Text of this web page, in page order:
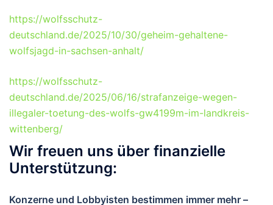
https://wolfsschutz-
deutschland.de/2025/10/30/geheim-gehaltene-
wolfsjagd-in-sachsen-anhalt/
https://wolfsschutz-
deutschland.de/2025/06/16/strafanzeige-wegen-
illegaler-toetung-des-wolfs-gw4199m-im-landkreis-
wittenberg/
Wir freuen uns über finanzielle
Unterstützung:
Konzerne und Lobbyisten bestimmen immer mehr –